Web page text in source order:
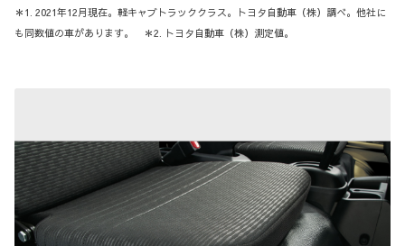
＊1. 2021年12月現在。軽キャブトラッククラス。トヨタ自動車（株）調べ。他社に
も同数値の車があります。 ＊2. トヨタ自動車（株）測定値。